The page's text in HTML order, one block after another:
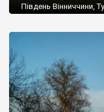
Південь Вінниччини,
старовинний цвинтар
збереглися,
мовою. За всіма
український. Хрести
роках Болган […]